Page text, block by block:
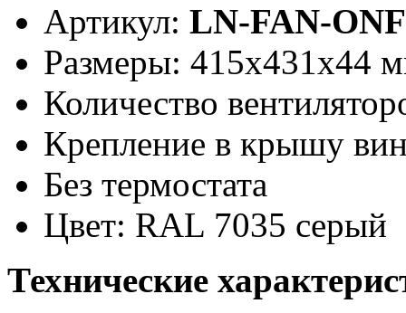
Артикул: LN-FAN-
Размеры: 415x431x44
Количество
Крепление в крышу
Без термостата
Цвет: RAL 7035 серый
Технические